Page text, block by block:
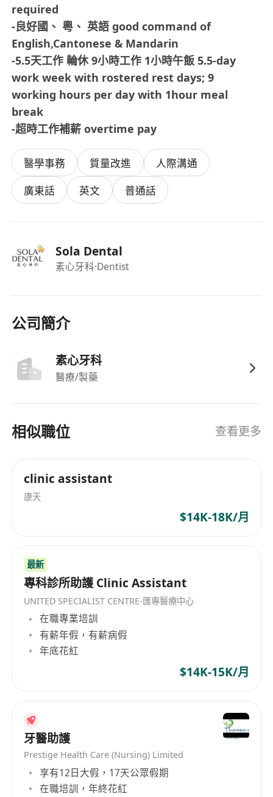
required
-良好國、 粵、 英語 good command of
English,Cantonese & Mandarin
-5.5天工作 輪休 9小時工作 1小時午飯 5.5-day
work week with rostered rest days; 9
working hours per day with 1hour meal
break
-超時工作補薪 overtime pay
醫學事務 質量改進
人際溝通
廣東話
英文 普通話
Sola Dental
素心牙科·Dentist
公司簡介
素心牙科
醫療/製藥
相似職位 查看更多
clinic assistant
康天
$14K-18K/月
最新
專科診所助護 Clinic Assistant
UNITED SPECIALIST CENTRE-匯專醫療中心
在職專業培訓
有薪年假，有薪病假
年底花紅
$14K-15K/月
牙醫助護
Prestige Health Care (Nursing) Limited
享有12日大假，17天公眾假期
在職培訓，年終花紅